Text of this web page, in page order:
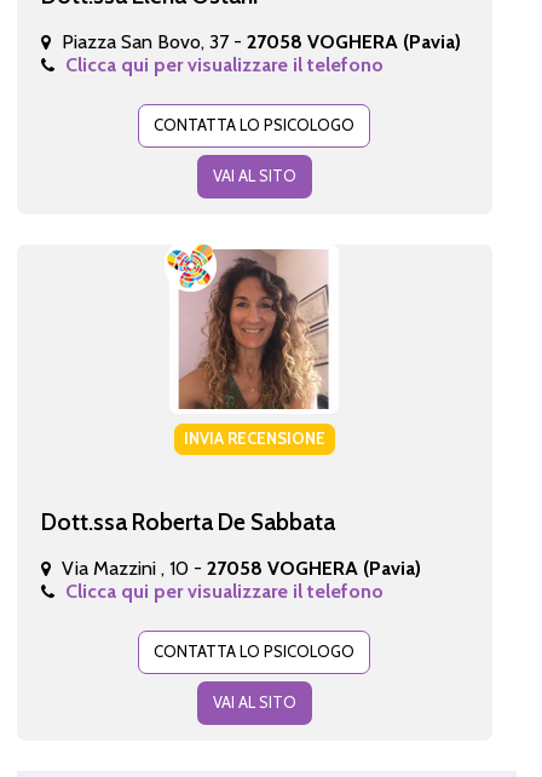
Piazza San Bovo, 37 - 27058 VOGHERA (Pavia)
Clicca qui per visualizzare il telefono
CONTATTA LO PSICOLOGO
VAI AL SITO
INVIA RECENSIONE
Dott.ssa Roberta De Sabbata
Via Mazzini , 10 - 27058 VOGHERA (Pavia)
Clicca qui per visualizzare il telefono
CONTATTA LO PSICOLOGO
VAI AL SITO